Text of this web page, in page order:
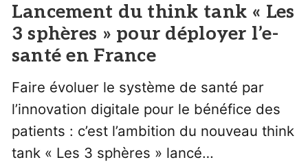
Lancement du think tank « Les
3 sphères » pour déployer l’e-
santé en France
Faire évoluer le système de santé par
l’innovation digitale pour le bénéfice des
patients : c’est l’ambition du nouveau think
tank « Les 3 sphères » lancé…